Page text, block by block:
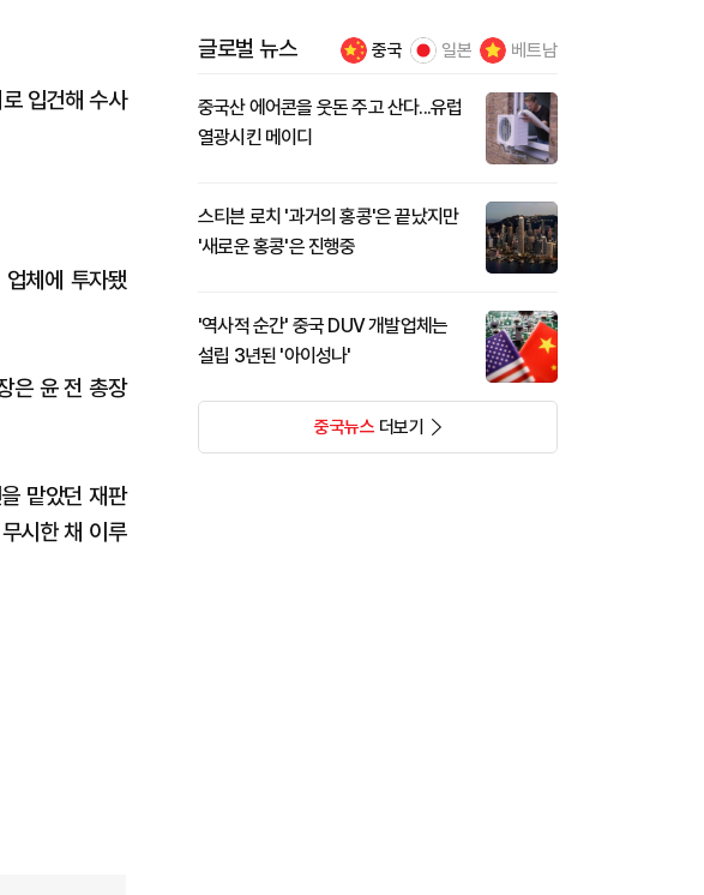
입건해 수사
체에 투자됐
은 윤 전 총장
맡았던 재판
시한 채 이루
글로벌 뉴스 중국 일본 베트남
중국산 에어콘을 웃돈 주고 산다...유럽
열광시킨 메이디
스티븐 로치 '과거의 홍콩'은 끝났지만
'새로운 홍콩'은 진행중
'역사적 순간' 중국 DUV 개발업체는
설립 3년된 '아이성나'
중국뉴스더보기